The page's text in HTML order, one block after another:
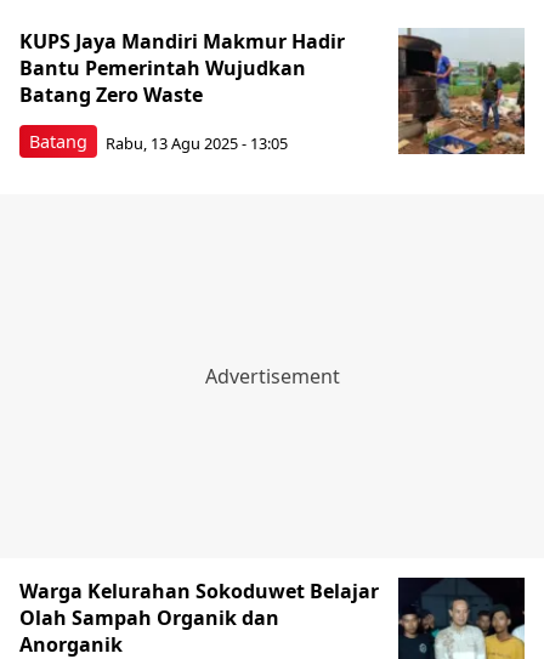
Batang
KUPS Jaya Mandiri Makmur Hadir
Bantu Pemerintah Wujudkan
Batang Zero Waste
Rabu, 13 Agu 2025 - 13:05
Warga Kelurahan Sokoduwet Belajar
Olah Sampah Organik dan
Anorganik